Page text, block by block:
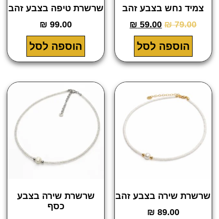
נחש בצבע זהב
₪
₪59.00
לסל
שרשרת טיפה בצבע זהב
₪
הוספה לסל
שירה בצבע זהב
₪
שרשרת שירה בצבע